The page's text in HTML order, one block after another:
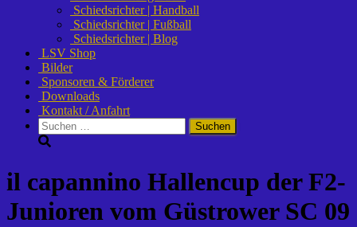
Schiedsrichter | Handball
Schiedsrichter | Fußball
Schiedsrichter | Blog
LSV Shop
Bilder
Sponsoren & Förderer
Downloads
Kontakt / Anfahrt
Suchen
nach:
il capannino Hallencup der F2-
Junioren vom Güstrower SC 09